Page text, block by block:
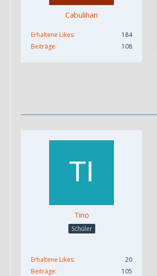
Cabulihan
Erhaltene Likes
184
Beiträge
108
Tino
Schüler
Erhaltene Likes
20
Beiträge
105